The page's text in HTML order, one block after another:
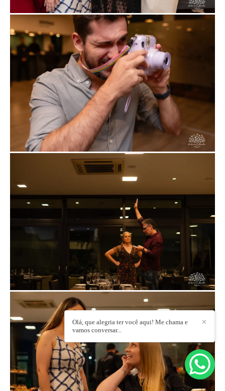
✕
Olá, que alegria ter você aqui! Me chama e
vamos conversar...